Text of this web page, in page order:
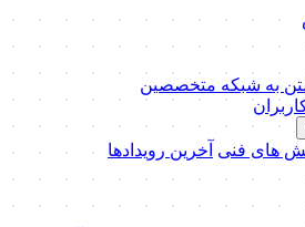
به شبکه متخصصین
های فنی آخرین رویدادها